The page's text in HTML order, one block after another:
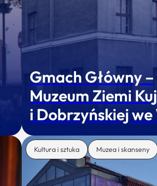
Gmach Główny –
Muzeum Ziemi
i Dobrzyńskiej
Kultura i sztuka Muzea i skanseny